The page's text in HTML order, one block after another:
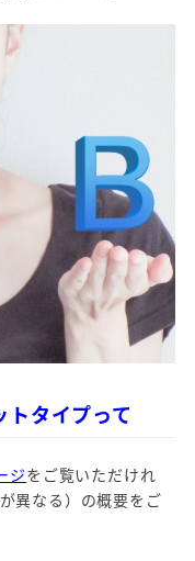
タイプって
ジをご覧いただけれ
異なる）の概要をご